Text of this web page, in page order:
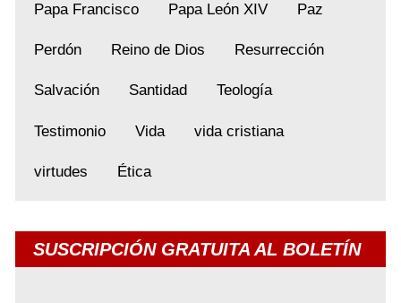
Papa Francisco Papa León XIV Paz
Perdón Reino de Dios Resurrección
Salvación Santidad Teología
Testimonio Vida vida cristiana
virtudes Ética
SUSCRIPCIÓN GRATUITA AL BOLETÍN